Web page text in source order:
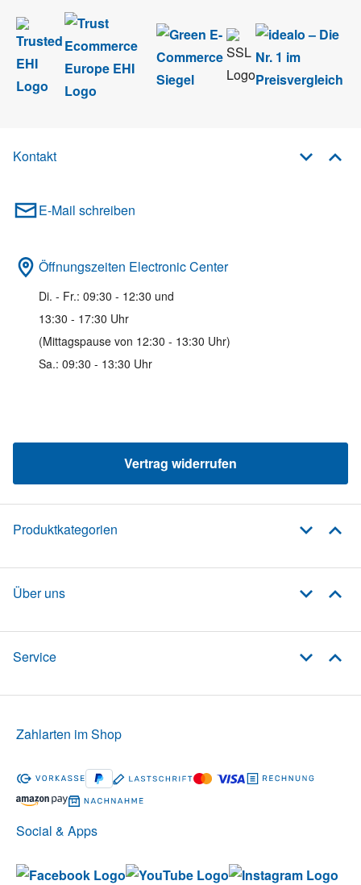
Kontakt
E-Mail schreiben
Öffnungszeiten Electronic Center
Di. - Fr.: 09:30 - 12:30 und
13:30 - 17:30 Uhr
(Mittagspause von 12:30 - 13:30 Uhr)
Sa.: 09:30 - 13:30 Uhr
Vertrag widerrufen
Produktkategorien
Über uns
Service
Social & Apps
Zahlarten im Shop